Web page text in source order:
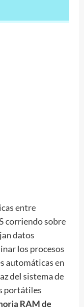
entre
corriendo sobre
datos
los procesos
automáticas en
del sistema de
portátiles
RAM de